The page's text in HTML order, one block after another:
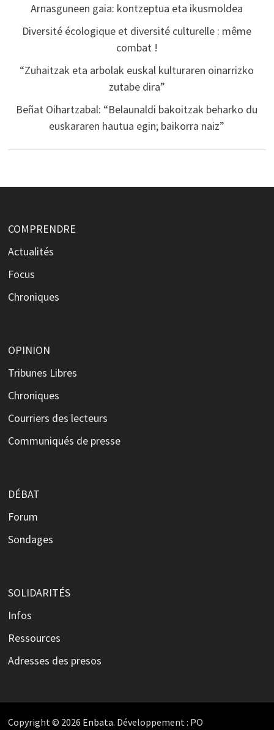
Arnasguneen gaia: kontzeptua eta ikusmoldea
Diversité écologique et diversité culturelle : même
combat !
“Zuhaitzak eta arbolak euskal kulturaren oinarrizko
zutabe dira”
Beñat Oihartzabal: “Belaunaldi bakoitzak beharko du
euskararen hautua egin; baikorra naiz”
COMPRENDRE
Actualités
Focus
Chroniques
OPINION
Tribunes Libres
Chroniques
Courriers des lecteurs
Communiqués de presse
DÉBAT
Forum
Sondages
SOLIDARITÉS
Infos
Ressources
Adresses des presos
Copyright © 2026 Enbata. Développement : PO